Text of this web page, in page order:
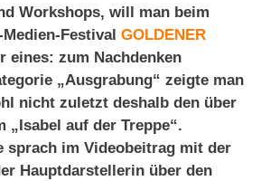
Workshops, will man beim
Festival GOLDENER
eines: zum Nachdenken
„Ausgrabung“ zeigte man
nicht zuletzt deshalb den über
„Isabel auf der Treppe“.
sprach im Videobeitrag mit der
Hauptdarstellerin über den